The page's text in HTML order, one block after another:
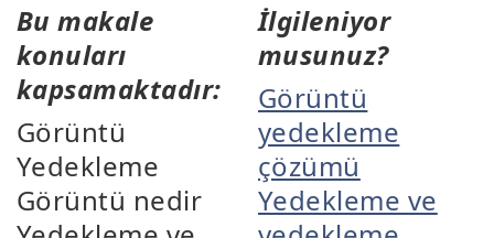
Bu makale
konuları
kapsamaktadır:
Görüntü
Yedekleme
Görüntü nedir
İlgileniyor
musunuz?
Görüntü
yedekleme
çözümü
Yedekleme ve